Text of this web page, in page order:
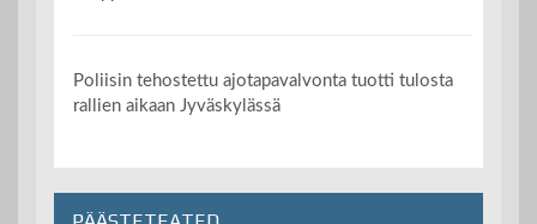
Poliisin tehostettu ajotapavalvonta tuotti tulosta
rallien aikaan Jyväskylässä